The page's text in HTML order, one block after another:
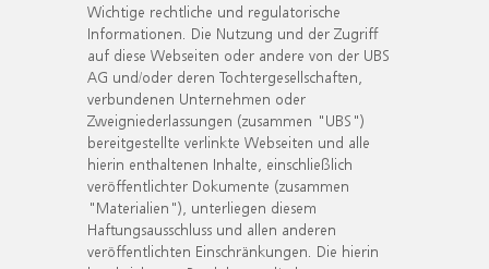
Wichtige rechtliche und regulatorische
Informationen. Die Nutzung und der Zugriff
auf diese Webseiten oder andere von der UBS
AG und/oder deren Tochtergesellschaften,
verbundenen Unternehmen oder
Zweigniederlassungen (zusammen "UBS")
bereitgestellte verlinkte Webseiten und alle
hierin enthaltenen Inhalte, einschließlich
veröffentlichter Dokumente (zusammen
"Materialien"), unterliegen diesem
Haftungsausschluss und allen anderen
veröffentlichten Einschränkungen. Die hierin